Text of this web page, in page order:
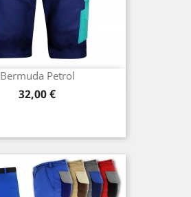
Bermuda Petrol
Preis
32,00 €